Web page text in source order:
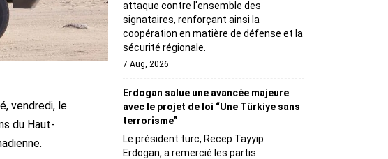
vendredi, le
du Haut-
attaque contre l'ensemble des
signataires, renforçant ainsi la
coopération en matière de défense et la
sécurité régionale.
7 Aug, 2026
Erdogan salue une avancée majeure
avec le projet de loi “Une Türkiye sans
terrorisme”
Le président turc, Recep Tayyip
Erdogan, a remercié les partis